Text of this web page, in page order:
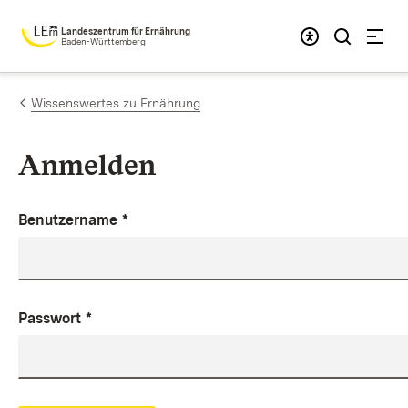
Zum Inhalt springen
Landeszentrum für Ernährung
Baden-Württemberg
Wissenswertes zu Ernährung
Anmelden
Benutzername *
Passwort *